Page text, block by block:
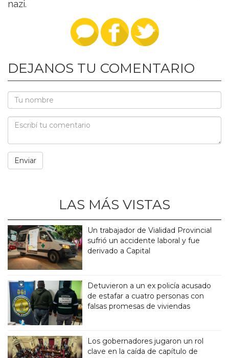
nazi.
DEJANOS TU COMENTARIO
LAS MÁS VISTAS
Un trabajador de Vialidad Provincial
sufrió un accidente laboral y fue
derivado a Capital
Detuvieron a un ex policía acusado
de estafar a cuatro personas con
falsas promesas de viviendas
Los gobernadores jugaron un rol
clave en la caída de capítulo de